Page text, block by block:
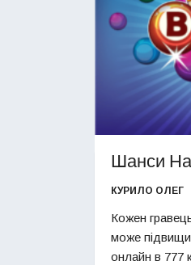
Шанси
КУРИЛО ОЛЕГ
Кожен
може
онлайн в 777